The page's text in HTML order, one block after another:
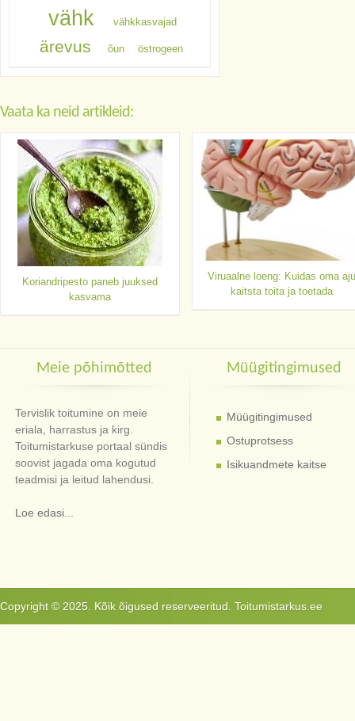
vähk vähkkasvajad
ärevus õun östrogeen
Vaata ka neid artikleid:
Koriandripesto paneb juuksed
kasvama
Viruaalne loeng: Kuidas oma aju
kaitsta toita ja toetada
Meie põhimõtted
Tervislik toitumine on meie
eriala, harrastus ja kirg.
Toitumistarkuse portaal sündis
soovist jagada oma kogutud
teadmisi ja leitud lahendusi.
Loe edasi...
Müügitingimused
Müügitingimused
Ostuprotsess
Isikuandmete kaitse
Copyright © 2025. Kõik õigused reserveeritud. Toitumistarkus.ee